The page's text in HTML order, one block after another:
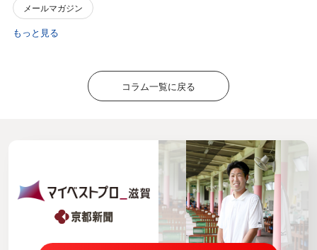
メールマガジン
もっと見る
コラム一覧に戻る